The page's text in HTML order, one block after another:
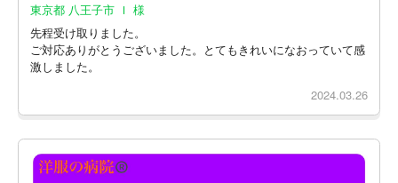
東京都 八王子市 Ｉ 様
先程受け取りました。
ご対応ありがとうございました。とてもきれいになおっていて感
激しました。
2024.03.26